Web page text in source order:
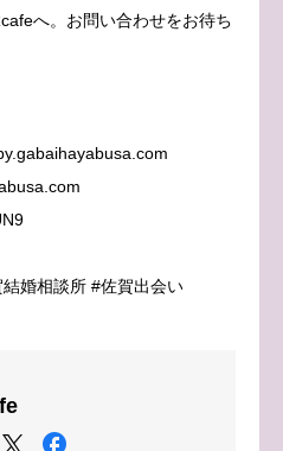
へ。お問い合わせをお待ち
婚相談所 #佐賀出会い